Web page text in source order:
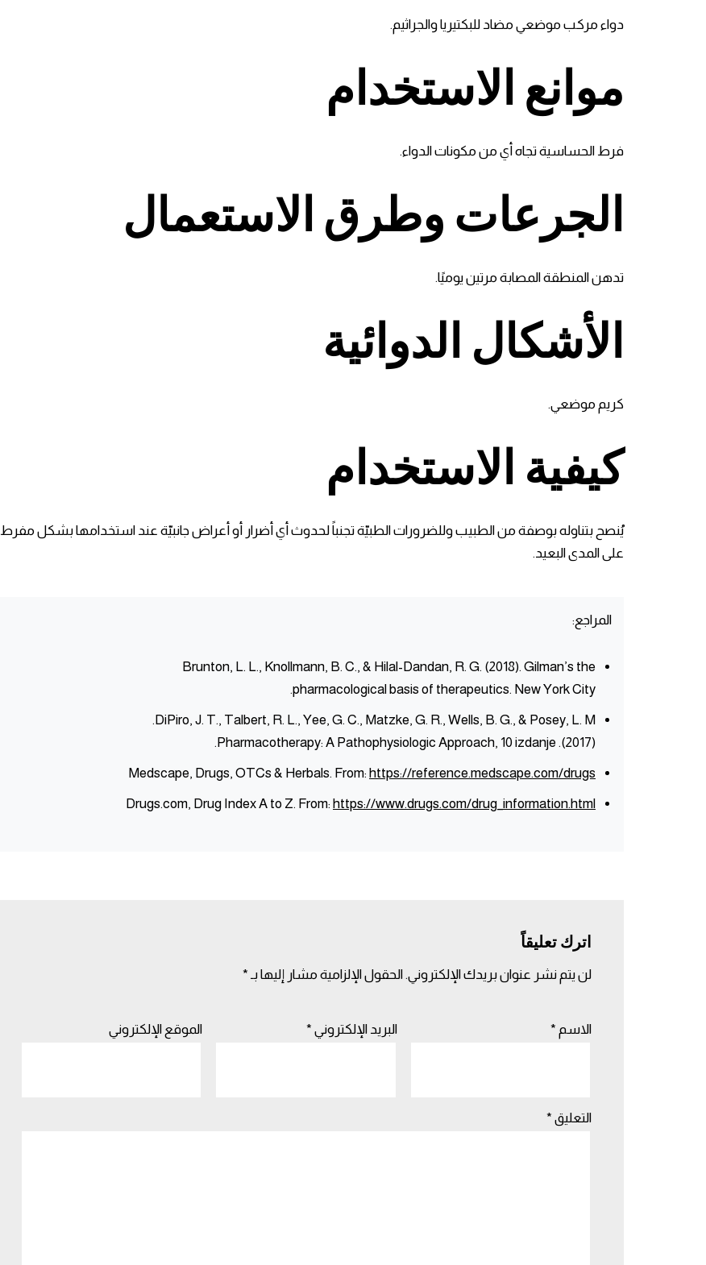
دواء مركب موضعي مضاد للبكتيريا والجراثيم.
موانع الاستخدام
فرط الحساسية تجاه أي من مكونات الدواء.
الجرعات وطرق الاستعمال
تدهن المنطقة المصابة مرتين يوميًا.
الأشكال الدوائية
كريم موضعي.
كيفية الاستخدام
يُنصح بتناوله بوصفة من الطبيب وللضرورات الطبيّة تجنباً لحدوث أي أضرار أو أعراض جانبيّة عند استخدامها بشكل مفرط
على المدى البعيد.
المراجع:
Brunton, L. L., Knollmann, B. C., & Hilal-Dandan, R. G. (2018). Gilman’s the
pharmacological basis of therapeutics. New York City.
DiPiro, J. T., Talbert, R. L., Yee, G. C., Matzke, G. R., Wells, B. G., & Posey, L. M.
(2017). Pharmacotherapy: A Pathophysiologic Approach, 10 izdanje.
Medscape, Drugs, OTCs & Herbals. From: https://reference.medscape.com/drugs
Drugs.com, Drug Index A to Z. From: https://www.drugs.com/drug_information.html
اترك تعليقاً
لن يتم نشر عنوان بريدك الإلكتروني.الحقول الإلزامية مشار إليها بـ *
الاسم * البريد الإلكتروني * الموقع الإلكتروني
التعليق *